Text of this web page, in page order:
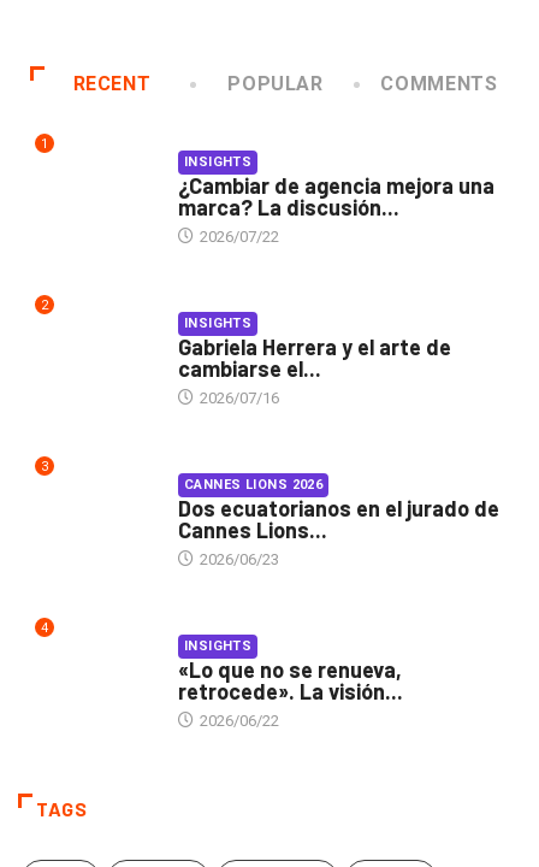
RECENT POPULAR COMMENTS
1
INSIGHTS
¿Cambiar de agencia mejora una
marca? La discusión...
2026/07/22
2
INSIGHTS
Gabriela Herrera y el arte de
cambiarse el...
2026/07/16
3
CANNES LIONS 2026
Dos ecuatorianos en el jurado de
Cannes Lions...
2026/06/23
4
INSIGHTS
«Lo que no se renueva,
retrocede». La visión...
2026/06/22
TAGS